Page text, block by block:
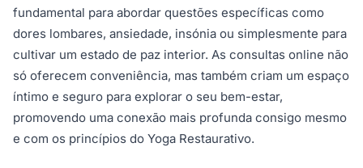
fundamental para abordar questões específicas como
dores lombares, ansiedade, insónia ou simplesmente para
cultivar um estado de paz interior. As consultas online não
só oferecem conveniência, mas também criam um espaço
íntimo e seguro para explorar o seu bem-estar,
promovendo uma conexão mais profunda consigo mesmo
e com os princípios do Yoga Restaurativo.